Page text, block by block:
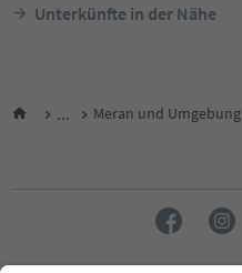
Unterkünfte in der Nähe
... Meran und Umgebung